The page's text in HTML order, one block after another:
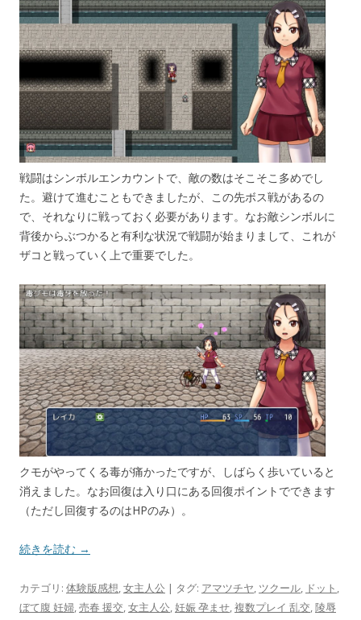
戦闘はシンボルエンカウントで、敵の数はそこそこ多めでし
た。避けて進むこともできましたが、この先ボス戦があるの
で、それなりに戦っておく必要があります。なお敵シンボルに
背後からぶつかると有利な状況で戦闘が始まりまして、これが
ザコと戦っていく上で重要でした。
クモがやってくる毒が痛かったですが、しばらく歩いていると
消えました。なお回復は入り口にある回復ポイントでできます
（ただし回復するのはHPのみ）。
続きを読む →
カテゴリ: 体験版感想,女主人公 | タグ: アマツチヤ, ツクール, ドット ,
ぼて腹 妊婦,売春 援交,女主人公,妊娠 孕ませ,複数プレイ 乱交,陵辱